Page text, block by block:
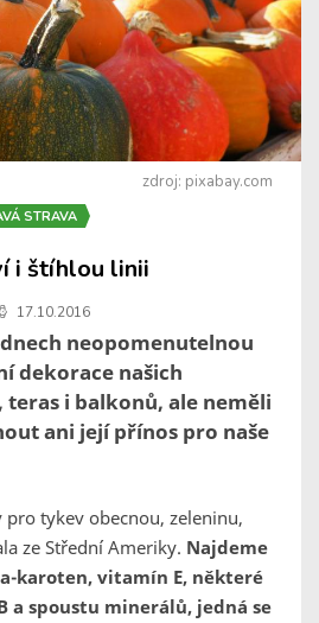
zdroj: pixabay.com
STRAVA
i štíhlou linii
17.10.2016
neopomenutelnou
dekorace našich
i balkonů, ale neměli
ani její přínos pro naše
pro tykev obecnou, zeleninu,
ze Střední Ameriky. Najdeme
karoten, vitamín E, některé
a spoustu minerálů, jedná se